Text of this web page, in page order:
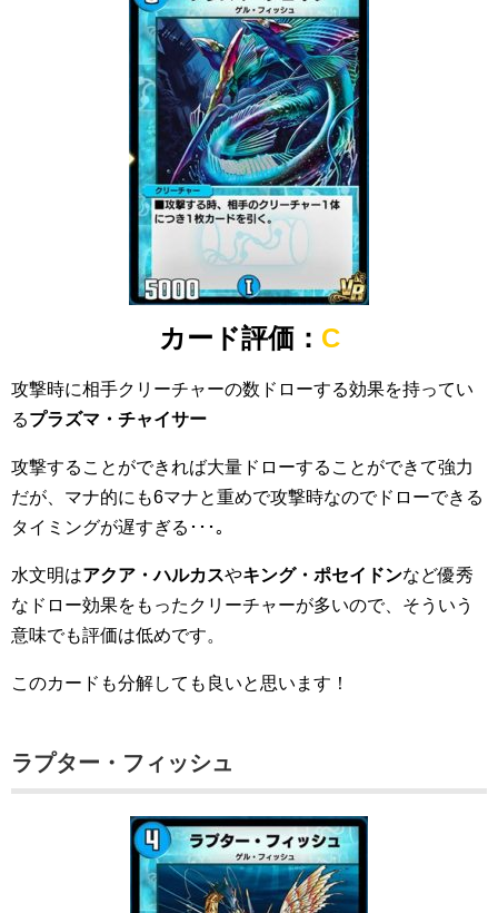
カード評価： C
攻撃時に相手クリーチャーの数ドローする効果を持ってい
るプラズマ・チャイサー
攻撃することができれば大量ドローすることができて強力
だが、マナ的にも6マナと重めで攻撃時なのでドローできる
タイミングが遅すぎる･･･｡
水文明はアクア・ハルカスやキング・ポセイドンなど優秀
なドロー効果をもったクリーチャーが多いので、そういう
意味でも評価は低めです。
このカードも分解しても良いと思います！
ラプター・フィッシュ